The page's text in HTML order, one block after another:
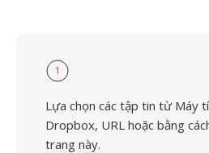
1
Lựa chọn các tập tin từ Máy
Dropbox, URL hoặc bằng
trang này.